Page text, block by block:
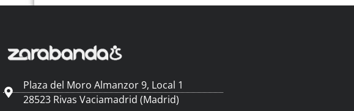
Plaza del Moro Almanzor 9, Local 1
28523 Rivas Vaciamadrid (Madrid)